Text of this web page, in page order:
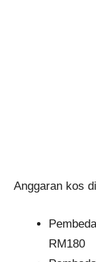
Anggaran kos
RM180